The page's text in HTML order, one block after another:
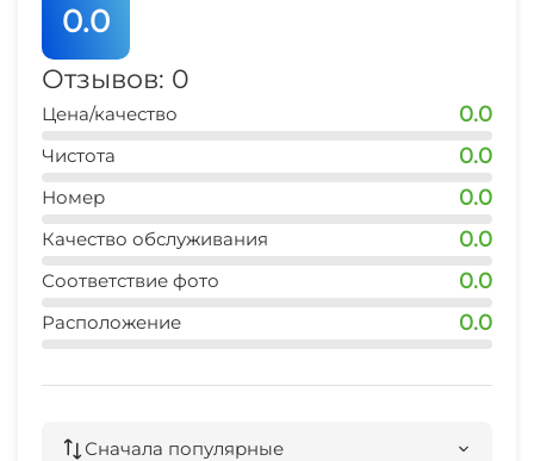
0.0
Отзывов: 0
Цена/качество 0.0
Чистота 0.0
Номер 0.0
Качество обслуживания 0.0
Соответствие фото 0.0
Расположение 0.0
Сначала популярные